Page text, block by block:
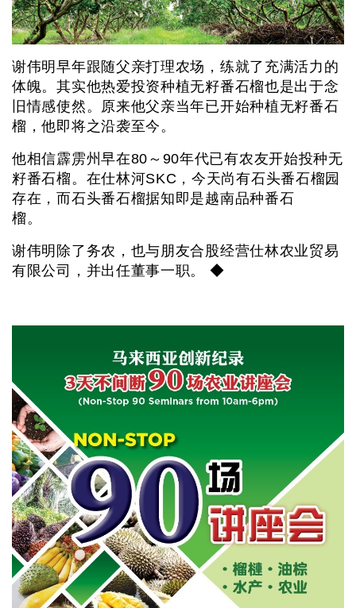
谢伟明早年跟随父亲打理农场，练就了充满活力的
体魄。其实他热爱投资种植无籽番石榴也是出于念
旧情感使然。原来他父亲当年已开始种植无籽番石
榴，他即将之沿袭至今。
他相信霹雳州早在80～90年代已有农友开始投种无
籽番石榴。在仕林河SKC，今天尚有石头番石榴园
存在，而石头番石榴据知即是越南品种番石
榴。
谢伟明除了务农，也与朋友合股经营仕林农业贸易
有限公司，并出任董事一职。 ◆